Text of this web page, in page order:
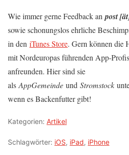
Wie immer gerne Feedback an post
sowie schonungslos ehrliche
in den iTunes Store. Gern können die
mit Nordeuropas führenden App-
anfreunden. Hier sind sie
als AppGemeinde und Stromstock
wenn es Backenfutter gibt!
Kategorien: Artikel
Schlagwörter: iOS, iPad, iPhone